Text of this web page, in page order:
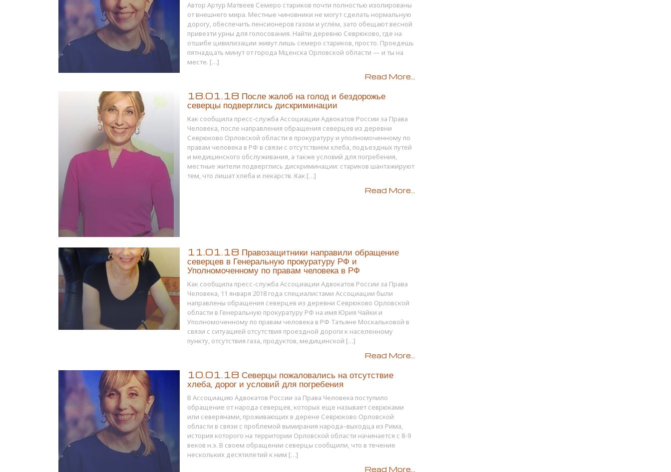
Автор Артур Матвеев Семеро стариков почти полностью изолированы
от внешнего мира. Местные чиновники не могут сделать нормальную
дорогу, обеспечить пенсионеров газом и углём, зато обещают весной
привезти урны для голосования. Найти деревню Севрюково, где на
отшибе цивилизации живут лишь семеро стариков, просто. Проедешь
пятнадцать минут от города Мценска Орловской области — и ты на
месте. […]
Read More...
18.01.18 После жалоб на голод и бездорожье
северцы подверглись дискриминации
Как сообщила пресс-служба Ассоциации Адвокатов России за Права
Человека, после направления обращения северцев из деревни
Севрюково Орловской области в прокуратуру и уполномоченному по
правам человека в РФ в связи с отсутствием хлеба, подъездных путей
и медицинского обслуживания, а также условий для погребения,
местные жители подверглись дискриминации: стариков шантажируют
тем, что лишат хлеба и лекарств. Как […]
Read More...
11.01.18 Правозащитники направили обращение
северцев в Генеральную прокуратуру РФ и
Уполномоченному по правам человека в РФ
Как сообщила пресс-служба Ассоциации Адвокатов России за Права
Человека, 11 января 2018 года специалистами Ассоциации были
направлены обращения северцев из деревни Севрюково Орловской
области в Генеральную прокуратуру РФ на имя Юрия Чайки и
Уполномоченному по правам человека в РФ Татьяне Москальковой в
связи с ситуацией отсутствия проездной дороги к населенному
пункту, отсутствия газа, продуктов, медицинской […]
Read More...
10.01.18 Северцы пожаловались на отсутствие
хлеба, дорог и условий для погребения
В Ассоциацию Адвокатов России за Права Человека поступило
обращение от народа северцев, которых еще называет севрюками
или северянами, проживающих в дерене Севрюково Орловской
области в связи с проблемой вымирания народа–выходца из Рима,
история которого на территории Орловской области начинается с 8-9
веков н.э. В своем обращении северцы сообщили, что в течение
нескольких десятилетий к ним […]
Read More...